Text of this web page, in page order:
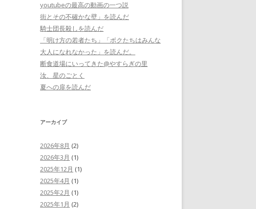
youtubeの最高の動画の一つ説
街とその不確かな壁」を読んだ
騎士団長殺しを読んだ
「明け方の若者たち」「ボクたちはみんな
大人になれなかった」を読んだ。
断食道場にいってきた@やすらぎの里
汝、星のごとく
夏への扉を読んだ
アーカイブ
2026年8月 (2)
2026年3月 (1)
2025年12月 (1)
2025年4月 (1)
2025年2月 (1)
2025年1月 (2)